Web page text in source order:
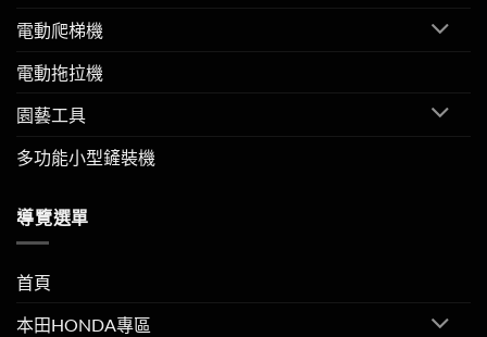
電動爬梯機
電動拖拉機
園藝工具
多功能小型鏟裝機
導覽選單
首頁
本田HONDA專區